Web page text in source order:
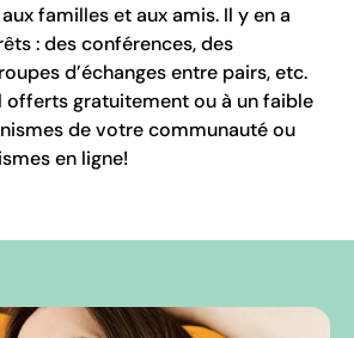
familles et aux amis. Il y en a
: des conférences, des
d’échanges entre pairs, etc.
offerts gratuitement ou à un faible
de votre communauté ou
en ligne!